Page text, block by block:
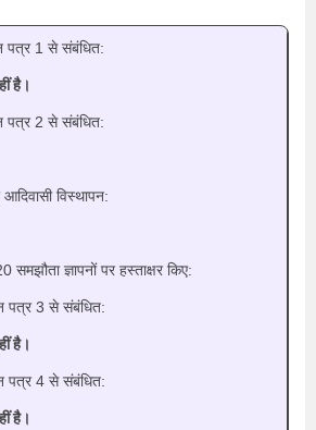
पत्र 1 से संबंधित:
है।
पत्र 2 से संबंधित:
विस्थापन:
समझौता ज्ञापनों पर हस्ताक्षर किए:
पत्र 3 से संबंधित:
है।
पत्र 4 से संबंधित:
है।